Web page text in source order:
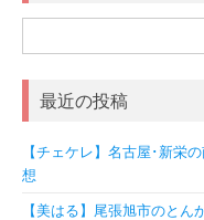
索:
最近の投稿
【チェケレ】名古屋･新栄
想
【美はる】尾張旭市のと